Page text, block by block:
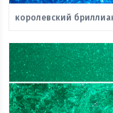
королевский